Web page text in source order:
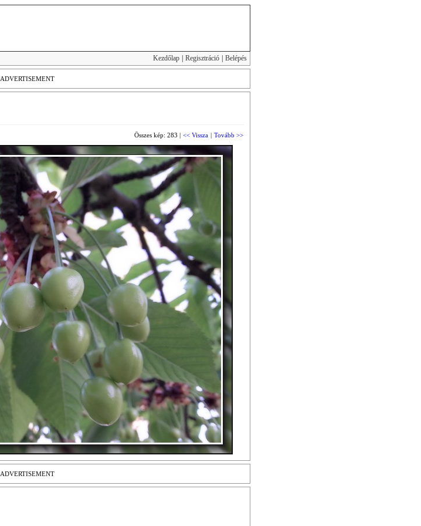
Kezdőlap Regisztráció Belépés
ADVERTISEMENT
Összes kép: 283 | << Vissza | Tovább >>
ADVERTISEMENT